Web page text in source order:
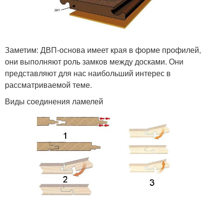
Заметим: ДВП-основа имеет края в форме профилей,
они выполняют роль замков между досками. Они
представляют для нас наибольший интерес в
рассматриваемой теме.
Виды соединения ламелей